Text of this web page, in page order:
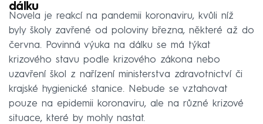
dálku
Novela je reakcí na pandemii koronaviru, kvůli níž
byly školy zavřené od poloviny března, některé až do
června. Povinná výuka na dálku se má týkat
krizového stavu podle krizového zákona nebo
uzavření škol z nařízení ministerstva zdravotnictví či
krajské hygienické stanice. Nebude se vztahovat
pouze na epidemii koronaviru, ale na různé krizové
situace, které by mohly nastat.